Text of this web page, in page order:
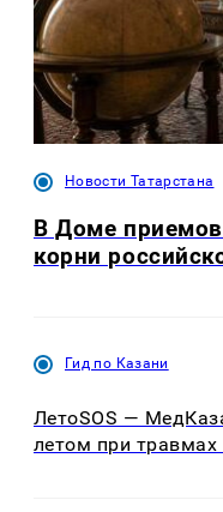
Новости Татарстана
В Доме приемов
корни
Гид по Казани
ЛетоSOS —
летом при травмах